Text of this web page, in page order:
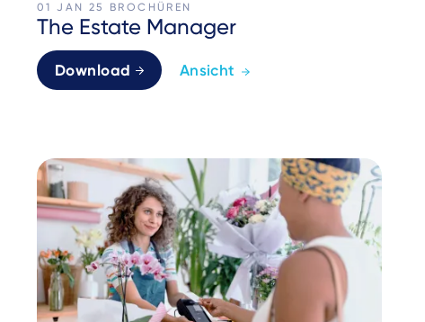
01 JAN 25 BROCHÜREN
The Estate Manager
Download Ansicht